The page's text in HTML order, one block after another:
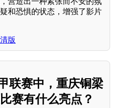
和恐惧的状态，增强了影片
版
联赛中，重庆铜梁
赛有什么亮点？